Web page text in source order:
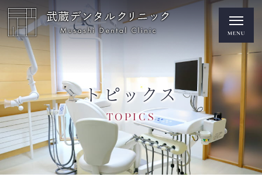
トピックス
TOPICS